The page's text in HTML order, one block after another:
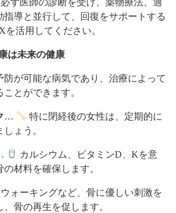
指導と並行して、回復をサポートする
活用してください。
は未来の健康
防が可能な病気であり、治療によって
とができます。
…
特に閉経後の女性は、定期的に
ょう。
カルシウム、ビタミンD、Kを意
材料を確保します。
ウォーキングなど、骨に優しい刺激を
骨の再生を促します。